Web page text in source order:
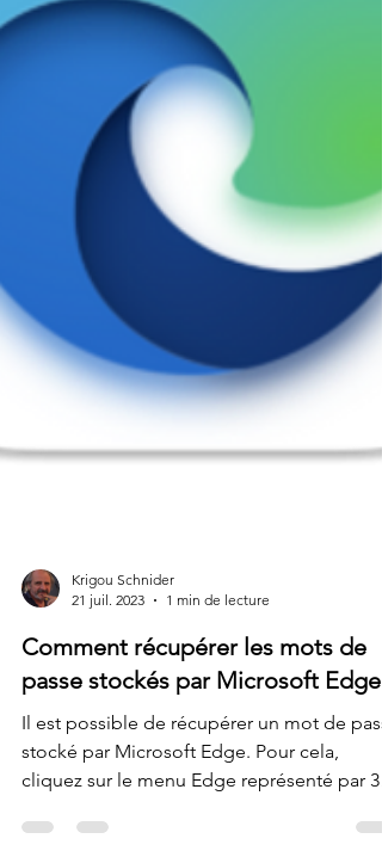
Krigou Schnider
21 juil. 2023
1 min de lecture
Comment récupérer les mots de
passe stockés par Microsoft Edge